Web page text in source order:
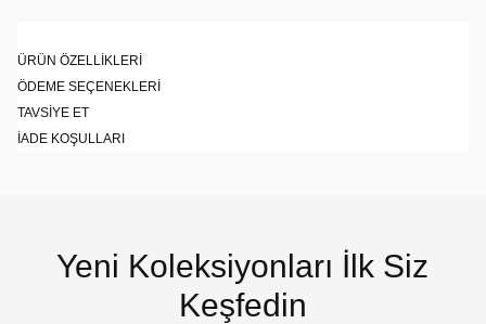
ÜRÜN ÖZELLIKLERI
ÖDEME SEÇENEKLERI
TAVSIYE ET
İADE KOŞULLARI
Yeni Koleksiyonları İlk Siz
Keşfedin